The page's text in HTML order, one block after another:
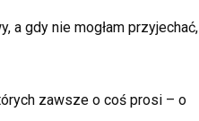
a gdy nie mogłam przyjechać,
zawsze o coś prosi – o